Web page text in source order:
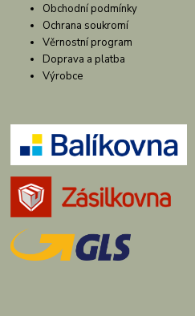
Obchodní podmínky
Ochrana soukromí
Věrnostní program
Doprava a platba
Výrobce